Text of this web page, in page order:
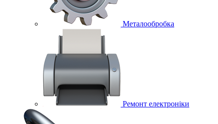
Металообробка
Ремонт електроніки